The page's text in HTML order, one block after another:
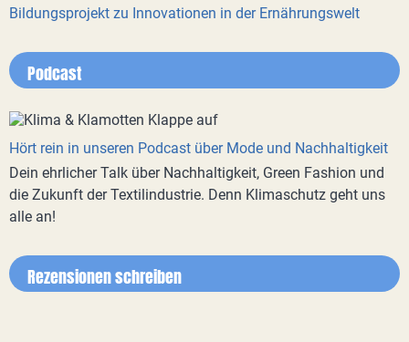
Bildungsprojekt zu Innovationen in der Ernährungswelt
Podcast
Hört rein in unseren Podcast über Mode und Nachhaltigkeit
Dein ehrlicher Talk über Nachhaltigkeit, Green Fashion und
die Zukunft der Textilindustrie. Denn Klimaschutz geht uns
alle an!
Rezensionen schreiben